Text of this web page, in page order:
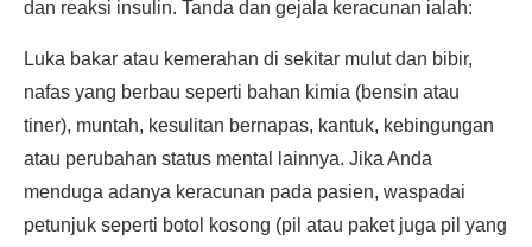
dan reaksi insulin. Tanda dan gejala keracunan ialah:
Luka bakar atau kemerahan di sekitar mulut dan bibir,
nafas yang berbau seperti bahan kimia (bensin atau
tiner), muntah, kesulitan bernapas, kantuk, kebingungan
atau perubahan status mental lainnya. Jika Anda
menduga adanya keracunan pada pasien, waspadai
petunjuk seperti botol kosong (pil atau paket juga pil yang